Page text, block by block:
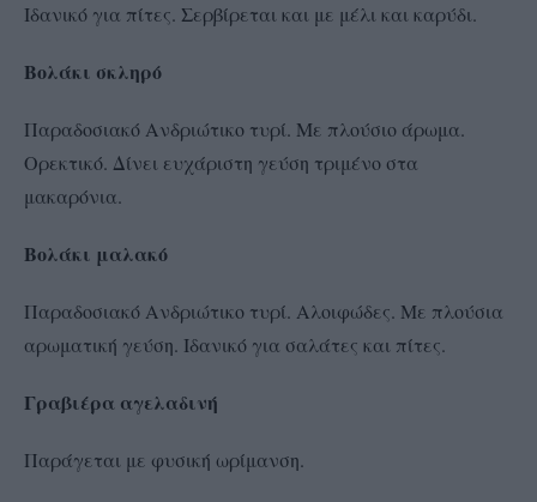
Ιδανικό για πίτες. Σερβίρεται και με μέλι και καρύδι.
Βολάκι σκληρό
Παραδοσιακό Ανδριώτικο τυρί. Με πλούσιο άρωμα.
Ορεκτικό. Δίνει ευχάριστη γεύση τριμένο στα
μακαρόνια.
Βολάκι μαλακό
Παραδοσιακό Ανδριώτικο τυρί. Αλοιφώδες. Με πλούσια
αρωματική γεύση. Ιδανικό για σαλάτες και πίτες.
Γραβιέρα αγελαδινή
Παράγεται με φυσική ωρίμανση.